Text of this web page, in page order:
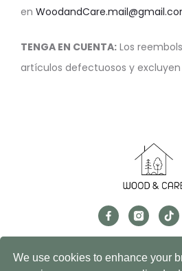
en
TENGA EN CUENTA: Los
artículos defectuosos y
Cambios, devoluciones y
We use cookies to enhance your